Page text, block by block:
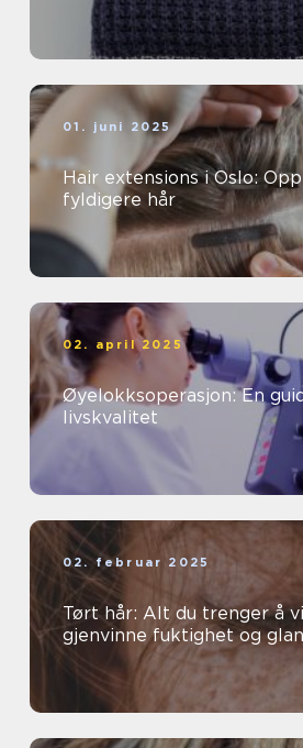
01. juni 2025
Hair extensions i Oslo:
fyldigere hår
02. april 2025
Øyelokksoperasjon: En
livskvalitet
02. februar 2025
Tørt hår: Alt du trenger å
gjenvinne fuktighet og